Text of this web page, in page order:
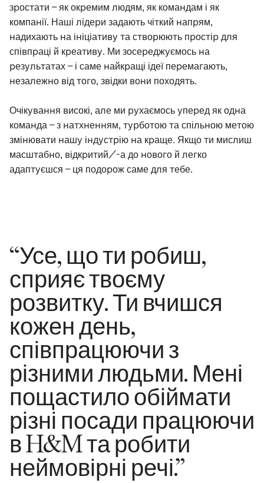
зростати – як окремим людям, як командам і як
компанії. Наші лідери задають чіткий напрям,
надихають на ініціативу та створюють простір для
співпраці й креативу. Ми зосереджуємось на
результатах – і саме найкращі ідеї перемагають,
незалежно від того, звідки вони походять.
Очікування високі, але ми рухаємось уперед як одна
команда – з натхненням, турботою та спільною метою
змінювати нашу індустрію на краще. Якщо ти мислиш
масштабно, відкритий/-а до нового й легко
адаптуєшся – ця подорож саме для тебе.
“Усе, що ти робиш,
сприяє твоєму
розвитку. Ти вчишся
кожен день,
співпрацюючи з
різними людьми. Мені
пощастило обіймати
різні посади працюючи
в H&M та робити
неймовірні речі.”